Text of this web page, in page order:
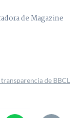
de Magazine
transparencia de BBCL